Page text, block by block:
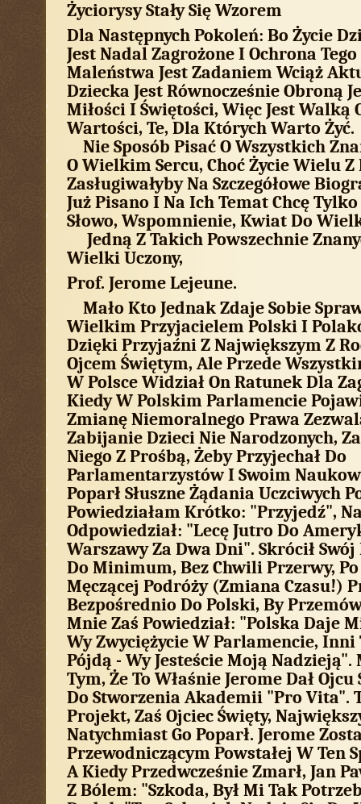
Życiorysy Stały Się Wzorem
Dla Następnych Pokoleń: Bo Życie
Jest Nadal Zagrożone I Ochrona
Maleństwa Jest Zadaniem Wciąż
Dziecka Jest Równocześnie Obroną
Miłości I Świętości, Więc Jest Walką
Wartości, Te, Dla Których Warto Żyć.
Nie Sposób Pisać O Wszystkich
O Wielkim Sercu, Choć Życie Wielu Z
Zasługiwałyby Na Szczegółowe
Już Pisano I Na Ich Temat Chcę
Słowo, Wspomnienie, Kwiat Do
Jedną Z Takich Powszechnie
Wielki Uczony,
Prof. Jerome Lejeune.
Mało Kto Jednak Zdaje Sobie
Wielkim Przyjacielem Polski I
Dzięki Przyjaźni Z Największym Z
Ojcem Świętym, Ale Przede
W Polsce Widział On Ratunek Dla
Kiedy W Polskim Parlamencie
Zmianę Niemoralnego Prawa
Zabijanie Dzieci Nie Narodzonych,
Niego Z Prośbą, Żeby Przyjechał Do
Parlamentarzystów I Swoim
Poparł Słuszne Żądania Uczciwych
Powiedziałam Krótko: "Przyjedź", Na
Odpowiedział: "Lecę Jutro Do
Warszawy Za Dwa Dni". Skrócił
Do Minimum, Bez Chwili Przerwy, Po
Męczącej Podróży (zmiana Czasu!)
Bezpośrednio Do Polski, By
Mnie Zaś Powiedział: "Polska Daje
Wy Zwyciężycie W Parlamencie, Inni
Pójdą - Wy Jesteście Moją Nadzieją".
Tym, Że To Właśnie Jerome Dał
Do Stworzenia Akademii "Pro Vita".
Projekt, Zaś Ojciec Święty,
Natychmiast Go Poparł. Jerome
Przewodniczącym Powstałej W Ten
A Kiedy Przedwcześnie Zmarł, Jan
Z Bólem: "Szkoda, Był Mi Tak